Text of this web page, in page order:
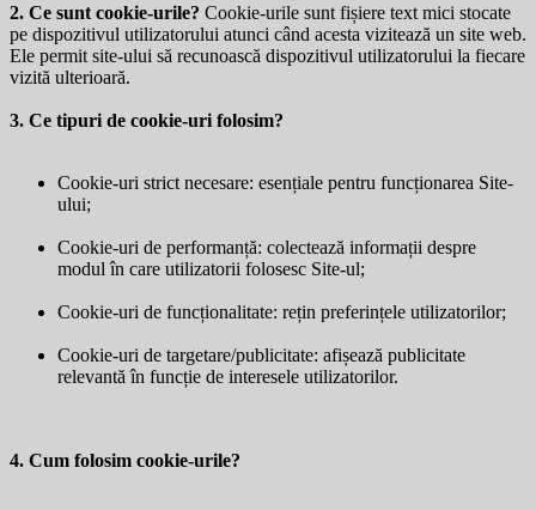
2. Ce sunt cookie-urile? Cookie-urile sunt fișiere text mici stocate
pe dispozitivul utilizatorului atunci când acesta vizitează un site web.
Ele permit site-ului să recunoască dispozitivul utilizatorului la fiecare
vizită ulterioară.
3. Ce tipuri de cookie-uri folosim?
Cookie-uri strict necesare: esențiale pentru funcționarea Site-
ului;
Cookie-uri de performanță: colectează informații despre
modul în care utilizatorii folosesc Site-ul;
Cookie-uri de funcționalitate: rețin preferințele utilizatorilor;
Cookie-uri de targetare/publicitate: afișează publicitate
relevantă în funcție de interesele utilizatorilor.
4. Cum folosim cookie-urile?